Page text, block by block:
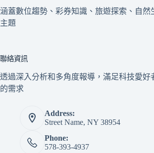
涵蓋數位趨勢、彩券知識、旅遊探索、自然
主題
聯絡資訊
透過深入分析和多角度報導，滿足科技愛好
的需求
Address:
Street Name, NY 38954
Phone:
578-393-4937